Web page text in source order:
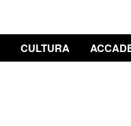
CULTURA